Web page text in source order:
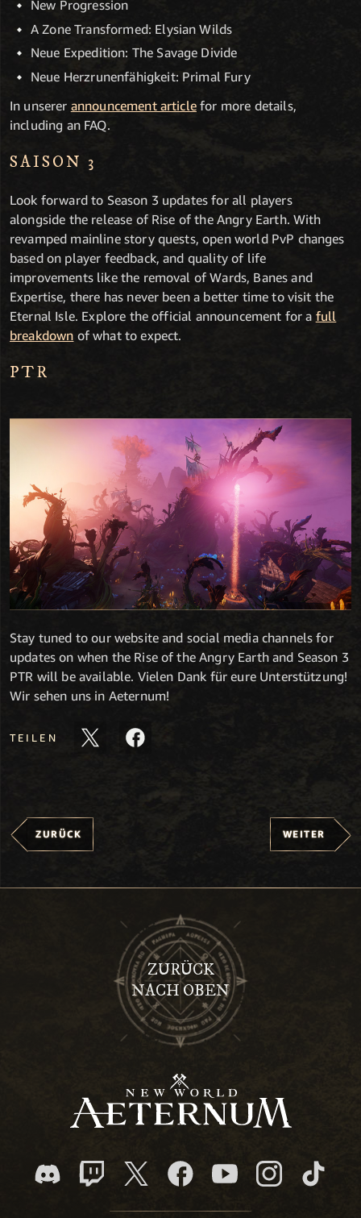
New Progression
A Zone Transformed: Elysian Wilds
Neue Expedition: The Savage Divide
Neue Herzrunen­fähigkeit: Primal Fury
In unserer announcement articlefor more details,
including an FAQ.
SAISON 3
Look forward to Season 3 updates for all players
alongside the release of Rise of the Angry Earth. With
revamped mainline story quests, open world PvP changes
based on player feedback, and quality of life
improvements like the removal of Wards, Banes and
Expertise, there has never been a better time to visit the
Eternal Isle. Explore the official announcement for a full
breakdown of what to expect.
PTR
Stay tuned to our website and social media channels for
updates on when the Rise of the Angry Earth and Season 3
PTR will be available. Vielen Dank für eure Unterstützung!
Wir sehen uns in Aeternum!
TEILEN
ZURÜCK WEITER
ZURÜCK
NACH OBEN